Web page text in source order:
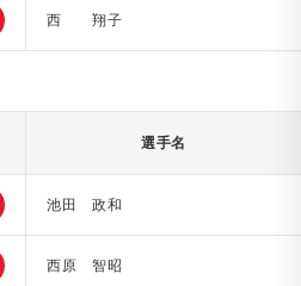
西 翔子
選手名
池田 政和
西原 智昭